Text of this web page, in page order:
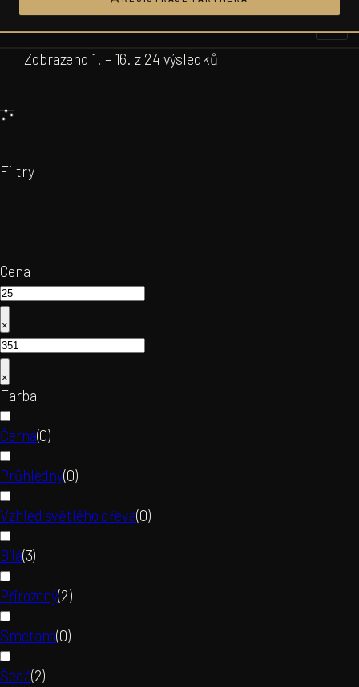
Přeskočit
na
obsah
Zobrazeno 1. – 16. z 24 výsledků
Filtry
Cena
×
×
Farba
Černá(0)
Průhledný(0)
Vzhled světlého dřeva(0)
Bílá(3)
Přirozený(2)
Smetana(0)
Šedá(2)